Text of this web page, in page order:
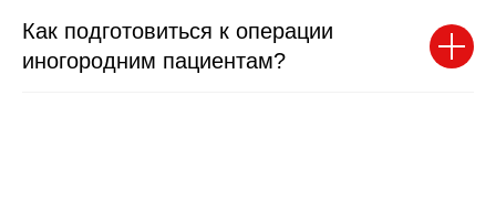
Как подготовиться к операции
иногородним пациентам?